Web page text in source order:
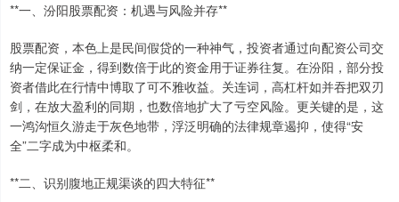
**一、汾阳股票配资：机遇与风险并存**
股票配资，本色上是民间假贷的一种神气，投资者通过向配资公司交
纳一定保证金，得到数倍于此的资金用于证券往复。在汾阳，部分投
资者借此在行情中博取了可不雅收益。关连词，高杠杆如并吞把双刃
剑，在放大盈利的同期，也数倍地扩大了亏空风险。更关键的是，这
一鸿沟恒久游走于灰色地带，浮泛明确的法律规章遏抑，使得“安
全”二字成为中枢柔和。
**二、识别腹地正规渠谈的四大特征**